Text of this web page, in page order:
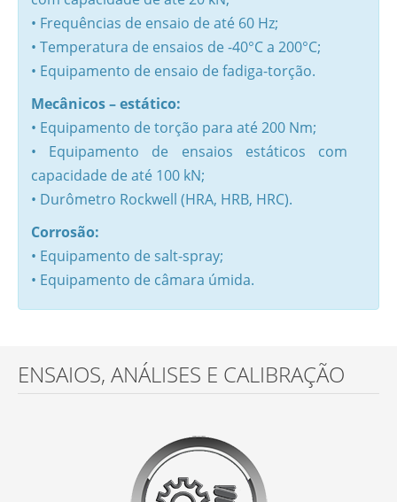
• Frequências de ensaio de até 60 Hz;
• Temperatura de ensaios de -40°C a 200°C;
• Equipamento de ensaio de fadiga-torção.
Mecânicos – estático:
• Equipamento de torção para até 200 Nm;
• Equipamento de ensaios estáticos com
capacidade de até 100 kN;
• Durômetro Rockwell (HRA, HRB, HRC).
Corrosão:
• Equipamento de salt-spray;
• Equipamento de câmara úmida.
ENSAIOS, ANÁLISES E CALIBRAÇÃO